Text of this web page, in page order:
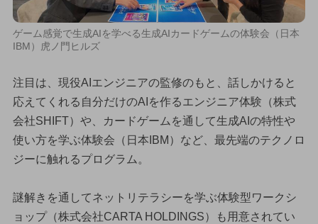
ゲーム感覚で生成AIを学べる生成AIカードゲームの体験会（日本
IBM）虎ノ門ヒルズ
注目は、現役AIエンジニアの監修のもと、話しかけると
応えてくれる自分だけのAIを作るエンジニア体験（株式
会社SHIFT）や、カードゲームを通して生成AIの特性や
使い方を学ぶ体験会（日本IBM）など、最先端のテクノロ
ジーに触れるプログラム。
謎解きを通してネットリテラシーを学ぶ体験型ワークシ
ョップ（株式会社CARTA HOLDINGS）も用意されてい